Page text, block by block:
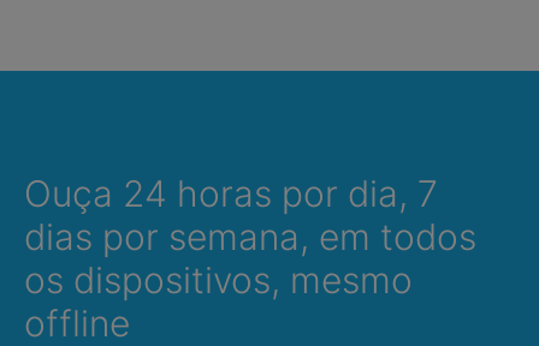
Ouça 24 horas por dia, 7
dias por semana, em todos
os dispositivos, mesmo
offline